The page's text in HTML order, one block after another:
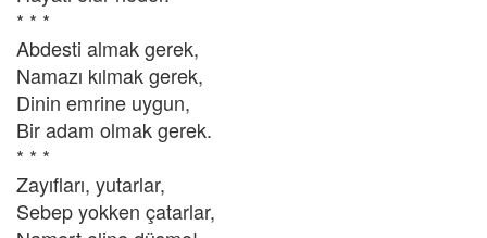
* * *
Abdesti almak gerek,
Namazı kılmak gerek,
Dinin emrine uygun,
Bir adam olmak gerek.
* * *
Zayıfları, yutarlar,
Sebep yokken çatarlar,